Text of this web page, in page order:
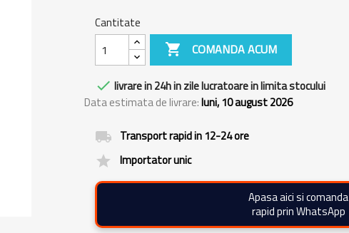
Cantitate
 COMANDA ACUM
 livrare in 24h in zile lucratoare in limita stocului
Data estimata de livrare:luni, 10 august 2026
local_shipping Transport rapid in 12-24 ore
grade Importator unic
Apasa aici si comanda
rapid prin WhatsApp